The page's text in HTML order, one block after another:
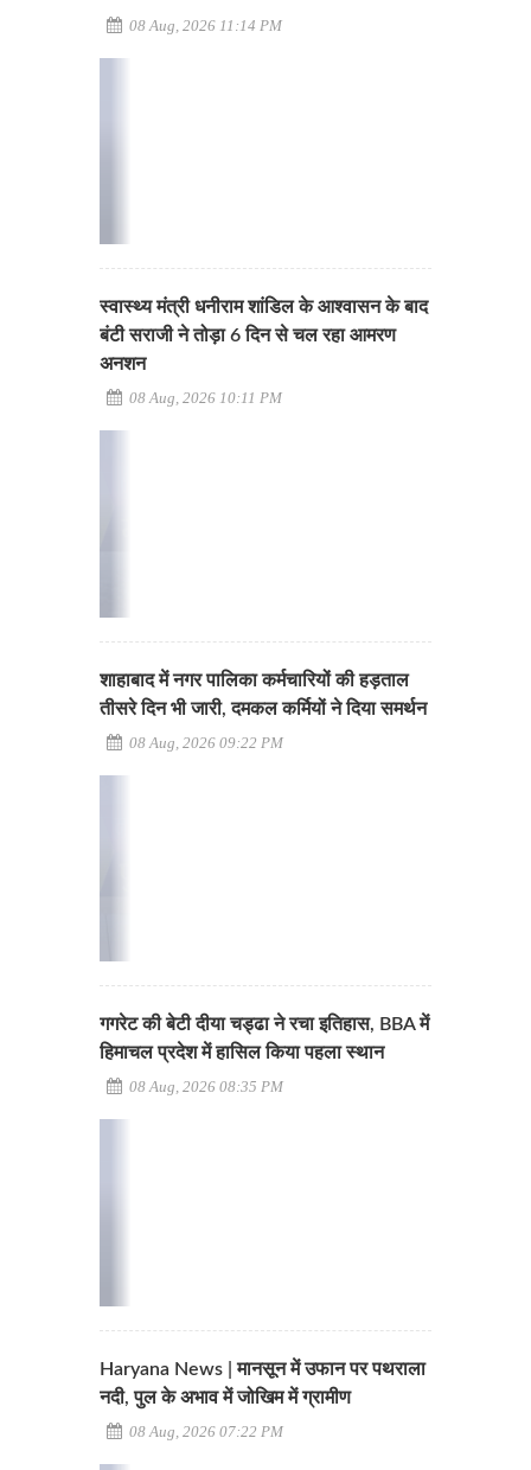
08 Aug, 2026 11:14 PM
स्वास्थ्य मंत्री धनीराम शांडिल के आश्वासन के बाद
बंटी सराजी ने तोड़ा 6 दिन से चल रहा आमरण
अनशन
08 Aug, 2026 10:11 PM
शाहाबाद में नगर पालिका कर्मचारियों की हड़ताल
तीसरे दिन भी जारी, दमकल कर्मियों ने दिया समर्थन
08 Aug, 2026 09:22 PM
गगरेट की बेटी दीया चड्ढा ने रचा इतिहास, BBA में
हिमाचल प्रदेश में हासिल किया पहला स्थान
08 Aug, 2026 08:35 PM
Haryana News | मानसून में उफान पर पथराला
नदी, पुल के अभाव में जोखिम में ग्रामीण
08 Aug, 2026 07:22 PM